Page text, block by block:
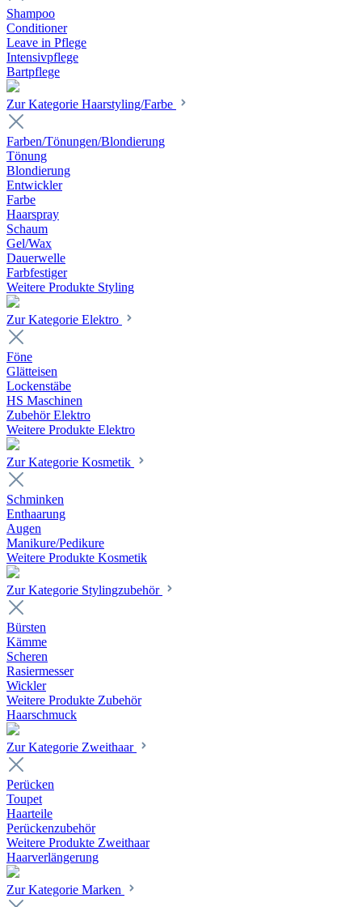
Shampoo
Conditioner
Leave in Pflege
Intensivpflege
Bartpflege
Zur Kategorie Haarstyling/Farbe
Farben/Tönungen/Blondierung
Tönung
Blondierung
Entwickler
Farbe
Haarspray
Schaum
Gel/Wax
Dauerwelle
Farbfestiger
Weitere Produkte Styling
Zur Kategorie Elektro
Föne
Glätteisen
Lockenstäbe
HS Maschinen
Zubehör Elektro
Weitere Produkte Elektro
Zur Kategorie Kosmetik
Schminken
Enthaarung
Augen
Manikure/Pedikure
Weitere Produkte Kosmetik
Zur Kategorie Stylingzubehör
Bürsten
Kämme
Scheren
Rasiermesser
Wickler
Weitere Produkte Zubehör
Haarschmuck
Zur Kategorie Zweithaar
Perücken
Toupet
Haarteile
Perückenzubehör
Weitere Produkte Zweithaar
Haarverlängerung
Zur Kategorie Marken